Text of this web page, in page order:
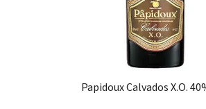
Papidoux Calvados X.O.